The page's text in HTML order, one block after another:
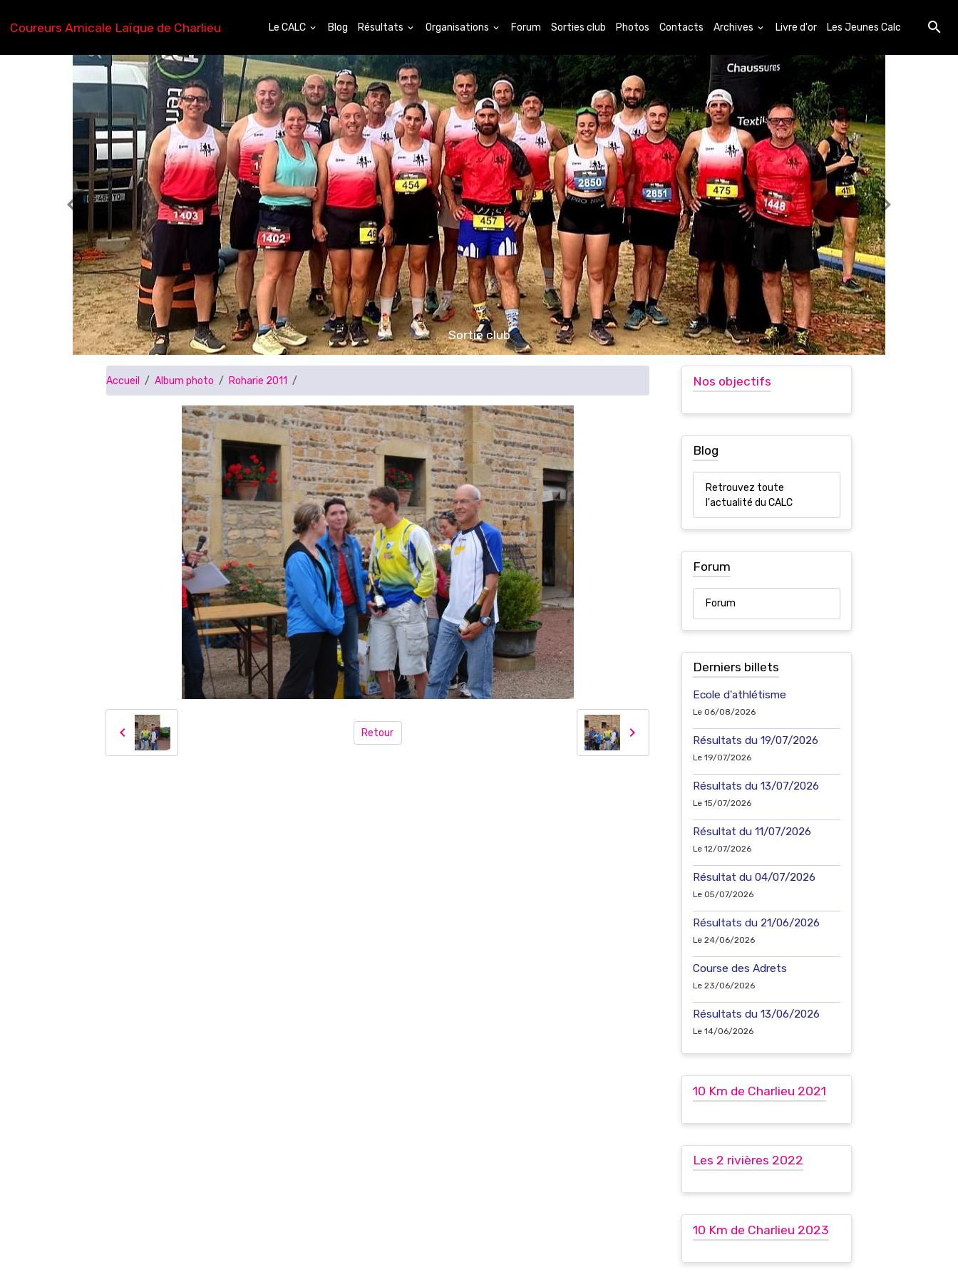
Coureurs Amicale Laïque de Charlieu Le CALC Blog Résultats Organisations Forum Sorties club Photos Contacts Archives Livre d'or Les Jeunes Calc
Sortie club
Accueil Album photo Roharie 2011
Retour
Nos objectifs
Blog
Retrouvez toute
l'actualité du CALC
Forum
Forum
Derniers billets
Ecole d'athlétisme
Le 06/08/2026
Résultats du 19/07/2026
Le 19/07/2026
Résultats du 13/07/2026
Le 15/07/2026
Résultat du 11/07/2026
Le 12/07/2026
Résultat du 04/07/2026
Le 05/07/2026
Résultats du 21/06/2026
Le 24/06/2026
Course des Adrets
Le 23/06/2026
Résultats du 13/06/2026
Le 14/06/2026
10 Km de Charlieu 2021
Les 2 rivières 2022
10 Km de Charlieu 2023